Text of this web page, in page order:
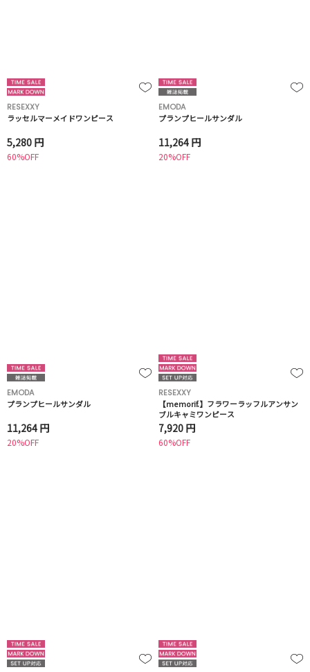
RESEXXY
ラッセルマーメイドワンピース
5,280 円
60%OFF
EMODA
プランプヒールサンダル
11,264 円
20%OFF
EMODA
プランプヒールサンダル
11,264 円
20%OFF
RESEXXY
【memorif.】フラワーラッフルアンサン
ブルキャミワンピース
7,920 円
60%OFF